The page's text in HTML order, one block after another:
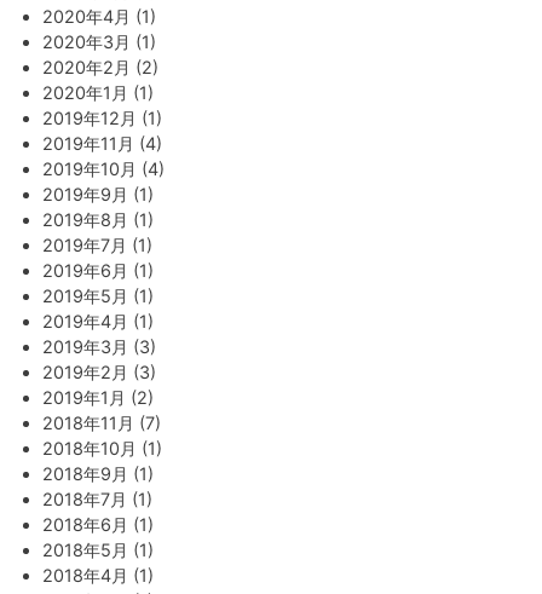
2020年4月 (1)
2020年3月 (1)
2020年2月 (2)
2020年1月 (1)
2019年12月 (1)
2019年11月 (4)
2019年10月 (4)
2019年9月 (1)
2019年8月 (1)
2019年7月 (1)
2019年6月 (1)
2019年5月 (1)
2019年4月 (1)
2019年3月 (3)
2019年2月 (3)
2019年1月 (2)
2018年11月 (7)
2018年10月 (1)
2018年9月 (1)
2018年7月 (1)
2018年6月 (1)
2018年5月 (1)
2018年4月 (1)